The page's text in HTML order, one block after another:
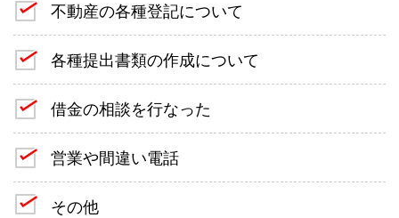
不動産の各種登記について
各種提出書類の作成について
借金の相談を行なった
営業や間違い電話
その他